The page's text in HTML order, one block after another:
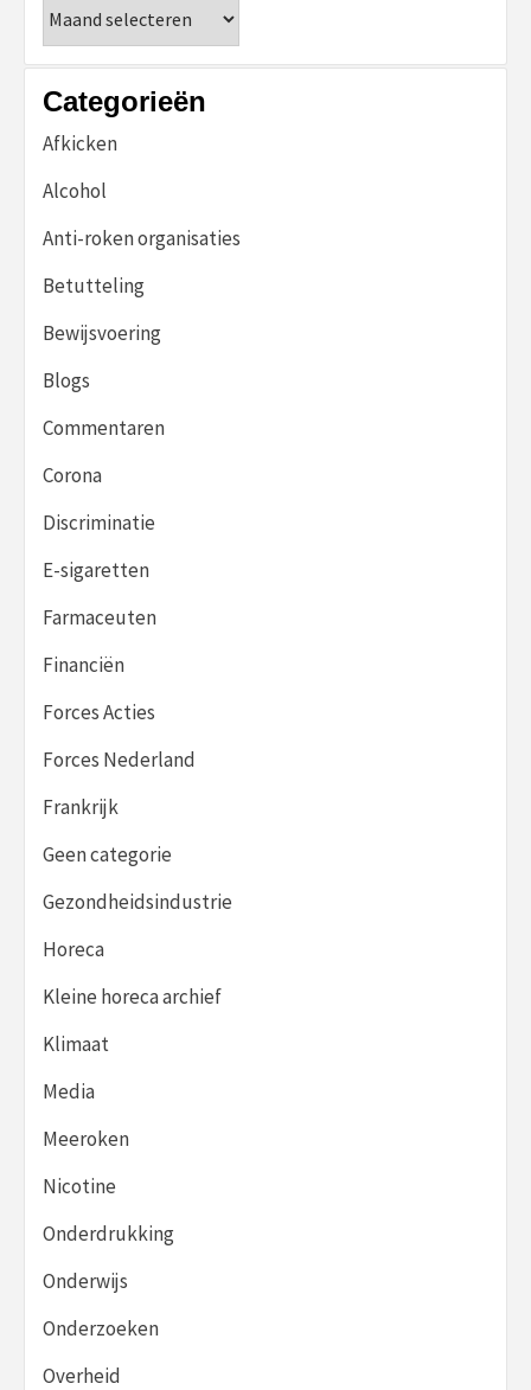
Categorieën
Afkicken
Alcohol
Anti-roken organisaties
Betutteling
Bewijsvoering
Blogs
Commentaren
Corona
Discriminatie
E-sigaretten
Farmaceuten
Financiën
Forces Acties
Forces Nederland
Frankrijk
Geen categorie
Gezondheidsindustrie
Horeca
Kleine horeca archief
Klimaat
Media
Meeroken
Nicotine
Onderdrukking
Onderwijs
Onderzoeken
Overheid